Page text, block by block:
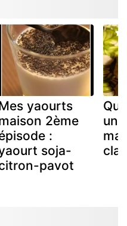
yaourts
2ème
:
soja-
pavot
un